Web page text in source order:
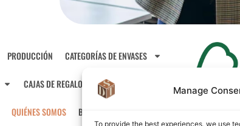
Manage
To provide the best experiences, we use
PRODUCCIÓN CATEGORÍAS DE ENVASES
CAJAS DE REGALO DE CHOCOLATE
QUIÉNES SOMOS BLOG